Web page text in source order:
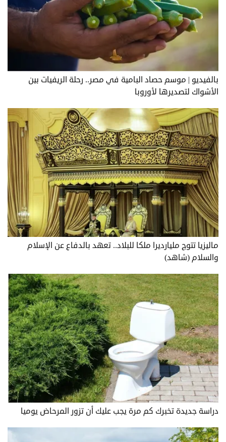
بالفيديو | موسم حصاد البامية في مصر.. رحلة الريفيات بين
الأشواك لتصديرها لأوروبا
ماليزيا تتوج مليارديرا ملكا للبلاد.. تعهد بالدفاع عن الإسلام
والسلام (شاهد)
دراسة جديدة تخبرك كم مرة يجب عليك أن تزور المرحاض يوميا